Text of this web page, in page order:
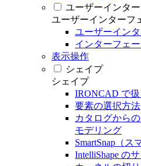
ユーザーインタ
ユーザーインターフ
ユーザーイン
インターフェ
表示操作
シェイプ
シェイプ
IRONCAD で
要素の選択方法
カタログから
モデリング
SmartSnap（
IntelliShape の